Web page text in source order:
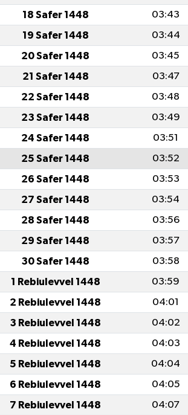
18 Safer 1448 03:43
19 Safer 1448 03:44
20 Safer 1448 03:45
21 Safer 1448 03:47
22 Safer 1448 03:48
23 Safer 1448 03:49
24 Safer 1448 03:51
25 Safer 1448 03:52
26 Safer 1448 03:53
27 Safer 1448 03:54
28 Safer 1448 03:56
29 Safer 1448 03:57
30 Safer 1448 03:58
1 Rebiulevvel 1448 03:59
2 Rebiulevvel 1448 04:01
3 Rebiulevvel 1448 04:02
4 Rebiulevvel 1448 04:03
5 Rebiulevvel 1448 04:04
6 Rebiulevvel 1448 04:05
7 Rebiulevvel 1448 04:07